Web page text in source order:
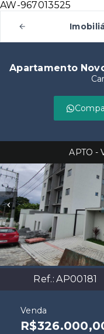
AW-967013525
Apartamento
Ref.:AP00181
APTO -
Venda